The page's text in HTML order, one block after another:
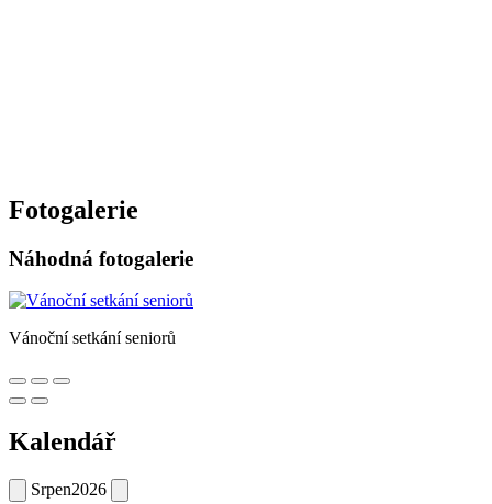
Fotogalerie
Náhodná fotogalerie
Vánoční setkání seniorů
Kalendář
Srpen2026